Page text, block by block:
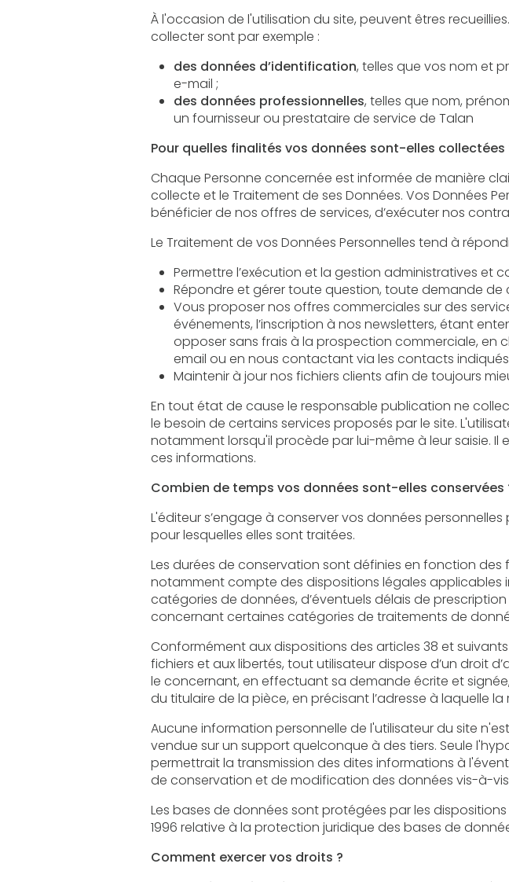
À l'occasion de l'utilisation du site, peuvent êtres recueillies. Les Données
collecter sont par exemple :
des données d’identification, telles que vos nom et prénom, votre
e-mail ;
des données professionnelles, telles que nom, prénom, vos fonctions,
un fournisseur ou prestataire de service de Talan
Pour quelles finalités vos données sont-elles collectées
Chaque Personne concernée est informée de manière claire et précise,
collecte et le Traitement de ses Données. Vos Données Personnelles sont
Répondre et gérer toute question, toute demande
Vous proposer nos offres commerciales sur des services
événements, l’inscription à nos newsletters, étant entendu que
opposer sans frais à la prospection commerciale, en cliquant sur
email ou en nous contactant via les contacts
Maintenir à jour nos fichiers clients afin de toujours
En tout état de cause le responsable publication ne collecte des
le besoin de certains services proposés par le site. L'utilisateur fournit ces informations en toute
notamment lorsqu'il procède par lui-même à leur saisie. Il est alors précisé à l'utilisateur du site l’obligation
ces informations.
Combien de temps vos données sont-elles conservées
L'éditeur s’engage à conserver vos données personnelles pour une durée
pour lesquelles elles sont traitées.
Les durées de conservation sont définies en fonction des finalités
notamment compte des dispositions légales applicables imposant une durée de
catégories de données, d’éventuels délais de prescription applicables ainsi que
concernant certaines catégories de traitements de
Conformément aux dispositions des articles 38 et suivants de la loi 78-17 du
fichiers et aux libertés, tout utilisateur dispose d’un droit d’accès, de rectification et d’opposition aux
le concernant, en effectuant sa demande écrite et signée, accompagnée d’une copie du titre d’identité avec signature
du titulaire de la pièce,
Aucune information personnelle de l'utilisateur du site n'est publiée à l'insu de
vendue sur un support quelconque à des tiers. Seule l'hypothèse du rachat de
permettrait la transmission des dites informations à l'éventuel acquéreur qui serait à son tour
Les bases de données sont protégées par les dispositions de la loi du 1er
1996 relative à la protection juridique des bases de
Comment exercer vos droits ?